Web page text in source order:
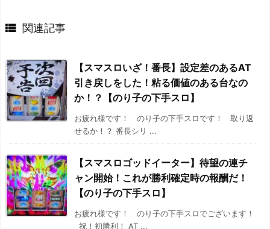
 関連記事
【スマスロいざ！番長】設定差のあるAT
引き戻しをした！粘る価値のある台なの
か！？【のり子の下手スロ】
お疲れ様です！ のり子の下手スロです！ 取り返
せるか！？ 番長シリ ...
【スマスロゴッドイーター】待望の連チ
ャン開始！これが勝利確定時の報酬だ！
【のり子の下手スロ】
お疲れ様です！ のり子の下手スロでございます！
祝！初勝利！ AT ...